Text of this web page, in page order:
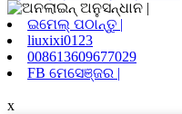
ଇମେଲ୍ ପଠାନ୍ତୁ |
liuxixi0123
008613609677029
FB ମେସେଞ୍ଜର |
x